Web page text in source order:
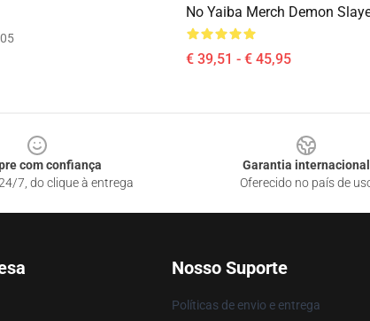
No Yaiba Merch Demon
€ 39,51 - € 45,95
com confiança
7, do clique à entrega
Garantia internacional
Oferecido no país de
Nosso Suporte
Políticas de envio e entrega